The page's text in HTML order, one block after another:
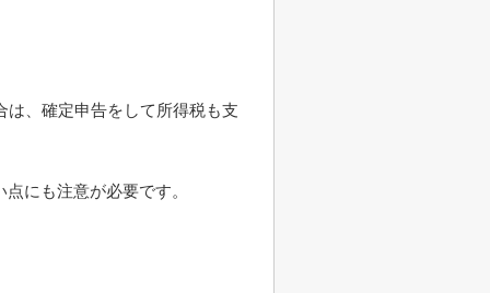
、確定申告をして所得税も支
にも注意が必要です。